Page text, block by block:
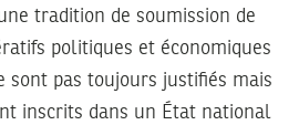
tradition de soumission de
politiques et économiques
sont pas toujours justifiés mais
inscrits dans un État national